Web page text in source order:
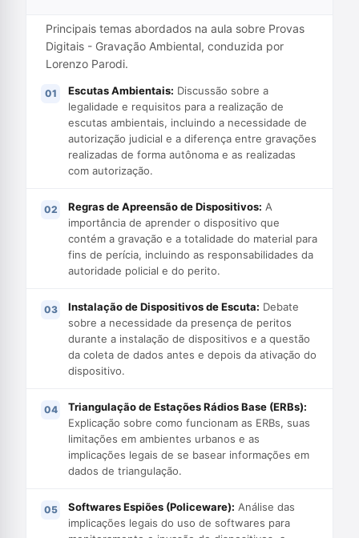
Principais temas abordados na aula sobre Provas
Digitais - Gravação Ambiental, conduzida por
Lorenzo Parodi.
Escutas Ambientais: Discussão sobre a
legalidade e requisitos para a realização de
escutas ambientais, incluindo a necessidade de
autorização judicial e a diferença entre gravações
realizadas de forma autônoma e as realizadas
com autorização.
Regras de Apreensão de Dispositivos: A
importância de aprender o dispositivo que
contém a gravação e a totalidade do material para
fins de perícia, incluindo as responsabilidades da
autoridade policial e do perito.
Instalação de Dispositivos de Escuta: Debate
sobre a necessidade da presença de peritos
durante a instalação de dispositivos e a questão
da coleta de dados antes e depois da ativação do
dispositivo.
Triangulação de Estações Rádios Base (ERBs):
Explicação sobre como funcionam as ERBs, suas
limitações em ambientes urbanos e as
implicações legais de se basear informações em
dados de triangulação.
Softwares Espiões (Policeware): Análise das
implicações legais do uso de softwares para